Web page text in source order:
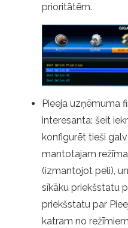
prioritātēm.
Pieeja uzņēmuma
interesanta: šeit
konfigurēt tieši
mantotajam
(izmantojot peli),
sīkāku priekšstatu
priekšstatu par
katram no